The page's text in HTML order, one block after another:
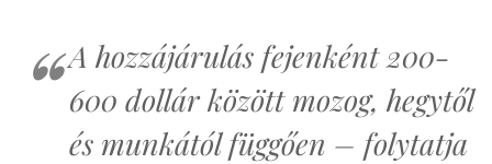
A hozzájárulás fejenként 200-
600 dollár között mozog, hegytől
és munkától függően – folytatja